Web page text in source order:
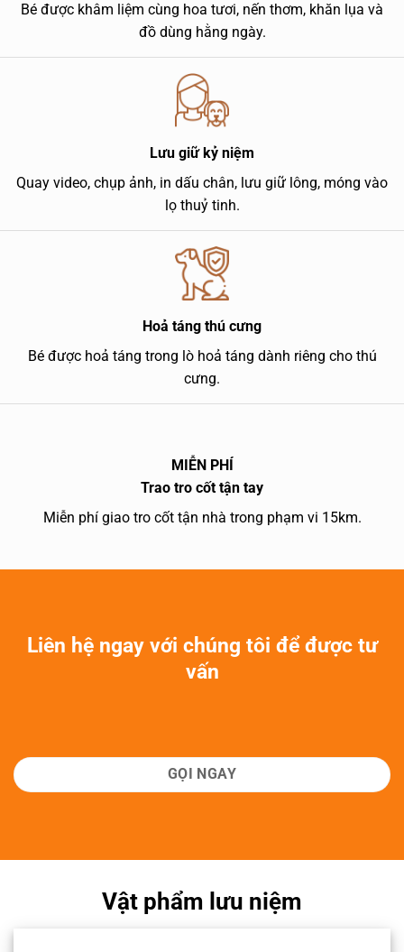
Bé được khâm liệm cùng hoa tươi, nến thơm, khăn lụa và
đồ dùng hằng ngày.
Lưu giữ kỷ niệm
Quay video, chụp ảnh, in dấu chân, lưu giữ lông, móng vào
lọ thuỷ tinh.
Hoả táng thú cưng
Bé được hoả táng trong lò hoả táng dành riêng cho thú
cưng.
MIỄN PHÍ
Trao tro cốt tận tay
Miễn phí giao tro cốt tận nhà trong phạm vi 15km.
Liên hệ ngay với chúng tôi để được tư
vấn
GỌI NGAY
Vật phẩm lưu niệm